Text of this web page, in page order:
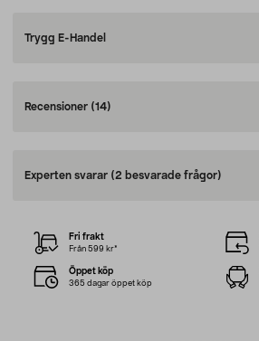
Trygg E-Handel
Recensioner (14)
Experten svarar (2 besvarade frågor)
Fri frakt
Från 599 kr*
Öppet köp
365 dagar öppet köp